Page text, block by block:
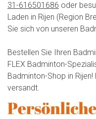
31-616501686 oder
Laden in Rijen (Region
Sie sich von unseren
Bestellen Sie Ihren
FLEX Badminton-
Badminton-Shop in
versandt.